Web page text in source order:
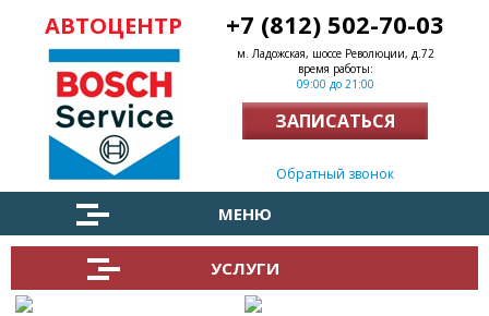
АВТОЦЕНТР +7 (812) 502-70-03
Заказать обратный звонок
м. Ладожская, шоссе Революции, д.72
время работы:
09:00 до 21:00
ЗАПИСАТЬСЯ
МЕНЮ
УСЛУГИ